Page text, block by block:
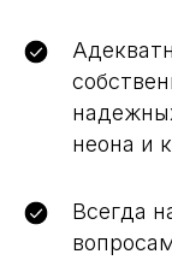
неона и
Всегда